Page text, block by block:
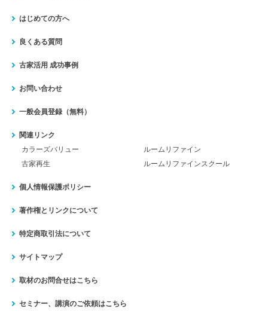
はじめての方へ
良くある質問
古家活用 成功事例
お問い合わせ
一般会員登録（無料）
関連リンク
カラーズバリュー
ルームリファイン
古家再生
ルームリファインスクール
個人情報保護ポリシー
著作権とリンクについて
特定商取引法について
サイトマップ
取材のお問合せはこちら
セミナー、講演のご依頼はこちら